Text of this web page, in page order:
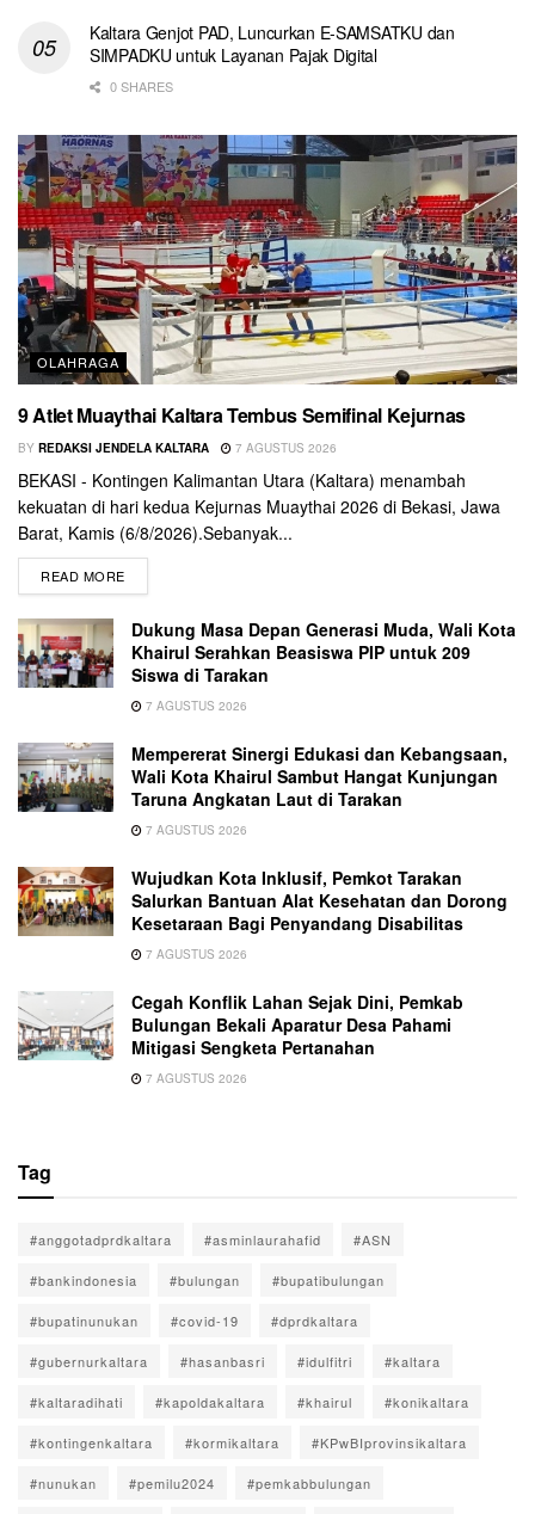
Kaltara Genjot PAD, Luncurkan E-SAMSATKU dan
SIMPADKU untuk Layanan Pajak Digital
0 SHARES
OLAHRAGA
9 Atlet Muaythai Kaltara Tembus Semifinal Kejurnas
BY REDAKSI JENDELA KALTARA 7 AGUSTUS 2026
BEKASI - Kontingen Kalimantan Utara (Kaltara) menambah
kekuatan di hari kedua Kejurnas Muaythai 2026 di Bekasi, Jawa
Barat, Kamis (6/8/2026).Sebanyak...
READ MORE
Dukung Masa Depan Generasi Muda, Wali Kota
Khairul Serahkan Beasiswa PIP untuk 209
Siswa di Tarakan
7 AGUSTUS 2026
Mempererat Sinergi Edukasi dan Kebangsaan,
Wali Kota Khairul Sambut Hangat Kunjungan
Taruna Angkatan Laut di Tarakan
7 AGUSTUS 2026
Wujudkan Kota Inklusif, Pemkot Tarakan
Salurkan Bantuan Alat Kesehatan dan Dorong
Kesetaraan Bagi Penyandang Disabilitas
7 AGUSTUS 2026
Cegah Konflik Lahan Sejak Dini, Pemkab
Bulungan Bekali Aparatur Desa Pahami
Mitigasi Sengketa Pertanahan
7 AGUSTUS 2026
Tag
#anggotadprdkaltara #asminlaurahafid #ASN
#bankindonesia #bulungan #bupatibulungan
#bupatinunukan #covid-19 #dprdkaltara
#gubernurkaltara #hasanbasri #idulfitri #kaltara
#kaltaradihati #kapoldakaltara #khairul #konikaltara
#kontingenkaltara #kormikaltara #KPwBIprovinsikaltara
#nunukan #pemilu2024 #pemkabbulungan